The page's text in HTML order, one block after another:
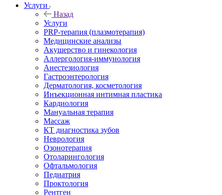
Услуги
Назад
Услуги
PRP-терапия (плазмотерапия)
Медицинские анализы
Акушерство и гинекология
Аллергология-иммунология
Анестезиология
Гастроэнтерология
Дерматология, косметология
Инъекционная интимная пластика
Кардиология
Мануальная терапия
Массаж
КТ диагностика зубов
Неврология
Озонотерапия
Отоларингология
Офтальмология
Педиатрия
Проктология
Рентген